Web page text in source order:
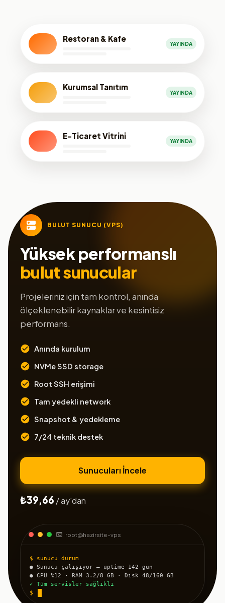
Restoran & Kafe
YAYINDA
Kurumsal Tanıtım
YAYINDA
E-Ticaret Vitrini
YAYINDA
root@hazirsite-vps
$ sunucu durum
● Sunucu çalışıyor — uptime 142 gün
● CPU %12 · RAM 3.2/8 GB · Disk 48/160 GB
✓ Tüm servisler sağlıklı
$
BULUT SUNUCU (VPS)
Yüksek performanslı
bulut sunucular
Projeleriniz için tam kontrol, anında
ölçeklenebilir kaynaklar ve kesintisiz
performans.
Anında kurulum
NVMe SSD storage
Root SSH erişimi
Tam yedekli network
Snapshot & yedekleme
7/24 teknik destek
Sunucuları İncele
₺39,66 / ay'dan